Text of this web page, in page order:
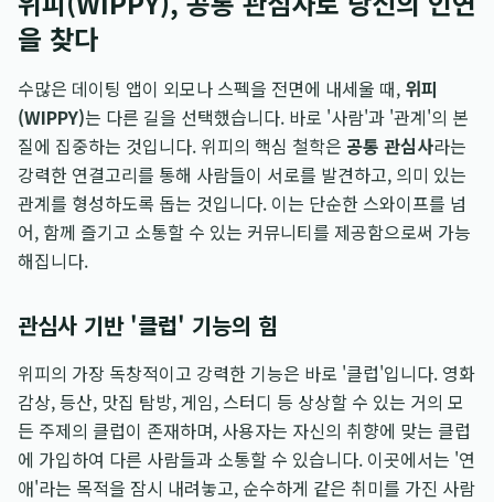
을 찾다
수많은 데이팅 앱이 외모나 스펙을 전면에 내세울 때, 위피
(WIPPY)는 다른 길을 선택했습니다. 바로 '사람'과 '관계'의 본
질에 집중하는 것입니다. 위피의 핵심 철학은 공통 관심사라는
강력한 연결고리를 통해 사람들이 서로를 발견하고, 의미 있는
관계를 형성하도록 돕는 것입니다. 이는 단순한 스와이프를 넘
어, 함께 즐기고 소통할 수 있는 커뮤니티를 제공함으로써 가능
해집니다.
관심사 기반 '클럽' 기능의 힘
위피의 가장 독창적이고 강력한 기능은 바로 '클럽'입니다. 영화
감상, 등산, 맛집 탐방, 게임, 스터디 등 상상할 수 있는 거의 모
든 주제의 클럽이 존재하며, 사용자는 자신의 취향에 맞는 클럽
에 가입하여 다른 사람들과 소통할 수 있습니다. 이곳에서는 '연
애'라는 목적을 잠시 내려놓고, 순수하게 같은 취미를 가진 사람